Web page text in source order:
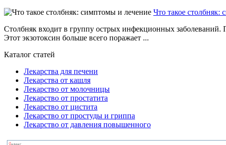
Что такое столбняк:
Столбняк входит в группу острых инфекционных заболеваний.
Этот экзотоксин больше всего поражает ...
Каталог статей
Лекарства для печени
Лекарства от кашля
Лекарство от молочницы
Лекарство от простатита
Лекарство от цистита
Лекарство от простуды и гриппа
Лекарство от давления повышенного